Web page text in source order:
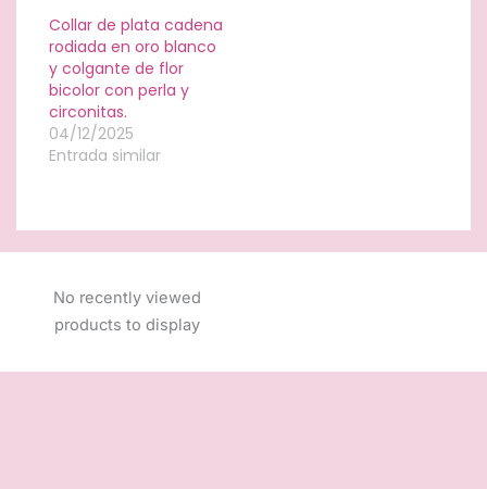
Collar de plata cadena
rodiada en oro blanco
y colgante de flor
bicolor con perla y
circonitas.
04/12/2025
Entrada similar
No recently viewed
products to display